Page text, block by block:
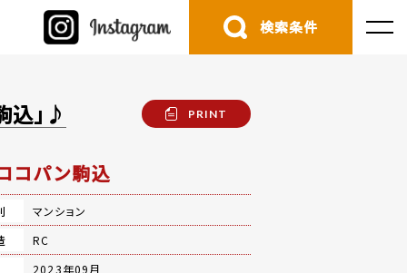
検索条件
込」♪ PRINT
コパン駒込
マンション
RC
2023年09月